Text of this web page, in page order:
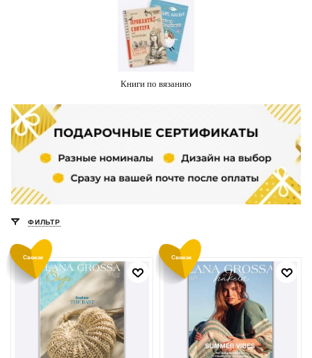
Книги по вязанию
ФИЛЬТР
Свежак Свежак